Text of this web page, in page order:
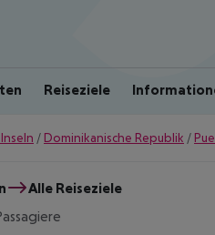
Reiseziele
/ Dominikanische Republik /
Alle Reiseziele